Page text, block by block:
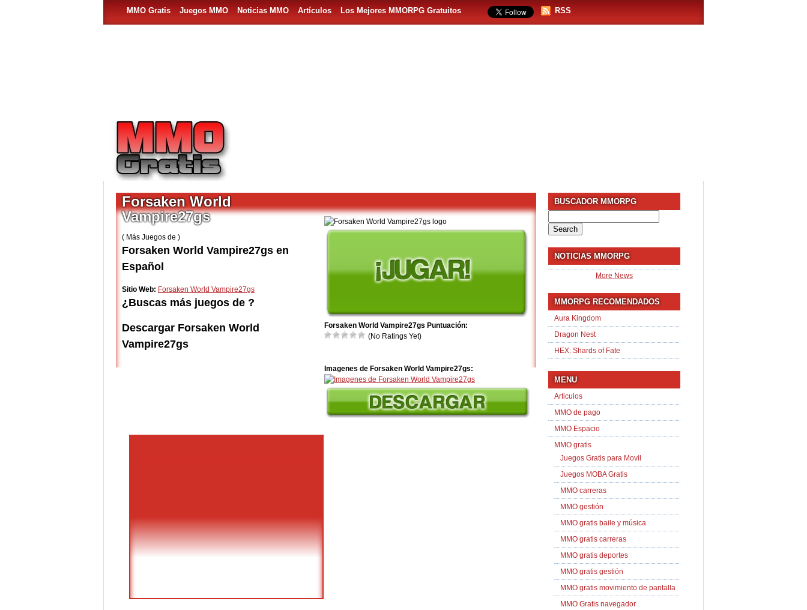
MMO Gratis Juegos MMO Noticias MMO Artículos Los Mejores MMORPG Gratuitos RSS
Forsaken World Vampire27gs Puntuación:
(No Ratings Yet)
Imagenes de Forsaken World Vampire27gs:
Forsaken World
Vampire27gs
( Más Juegos de )
Forsaken World Vampire27gs en
Español
Sitio Web: Forsaken World Vampire27gs
¿Buscas más juegos de ?
Descargar Forsaken World
Vampire27gs
BUSCADOR MMORPG
for:
NOTICIAS MMORPG
More News
MMORPG RECOMENDADOS
Aura Kingdom
Dragon Nest
HEX: Shards of Fate
MENU
Articulos
MMO de pago
MMO Espacio
MMO gratis
Juegos Gratis para Movil
Juegos MOBA Gratis
MMO carreras
MMO gestión
MMO gratis baile y música
MMO gratis carreras
MMO gratis deportes
MMO gratis gestión
MMO gratis movimiento de pantalla
MMO Gratis navegador